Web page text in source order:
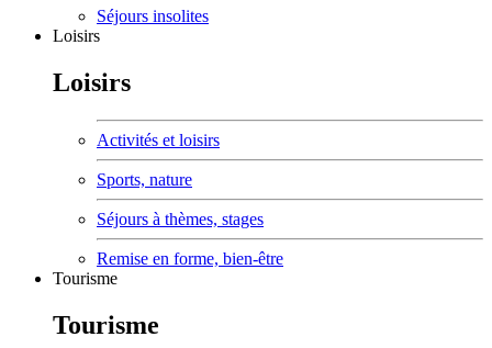
Séjours insolites
Loisirs
Loisirs
Activités et loisirs
Sports, nature
Séjours à thèmes, stages
Remise en forme, bien-être
Tourisme
Tourisme